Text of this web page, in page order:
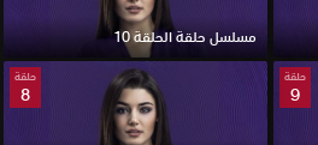
مسلسل حلقة الحلقة 10
حلقة
9
حلقة
8